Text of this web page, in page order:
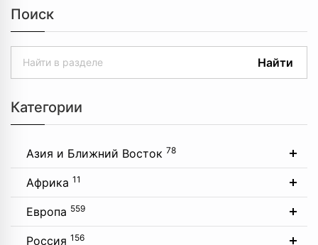
Поиск
Найти
Категории
Азия и Ближний Восток 78
Африка 11
Европа 559
Россия 156